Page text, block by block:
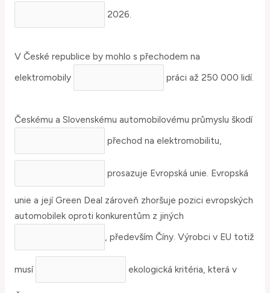
2026.
V České republice by mohlo s přechodem na
elektromobily
práci až 250 000 lidí.
Českému a Slovenskému automobilovému průmyslu škodí
přechod na elektromobilitu,
prosazuje Evropská unie. Evropská
unie a její Green Deal zároveň zhoršuje pozici evropských
automobilek oproti konkurentům z jiných
, především Číny. Výrobci v EU totiž
musí ekologická kritéria, která v